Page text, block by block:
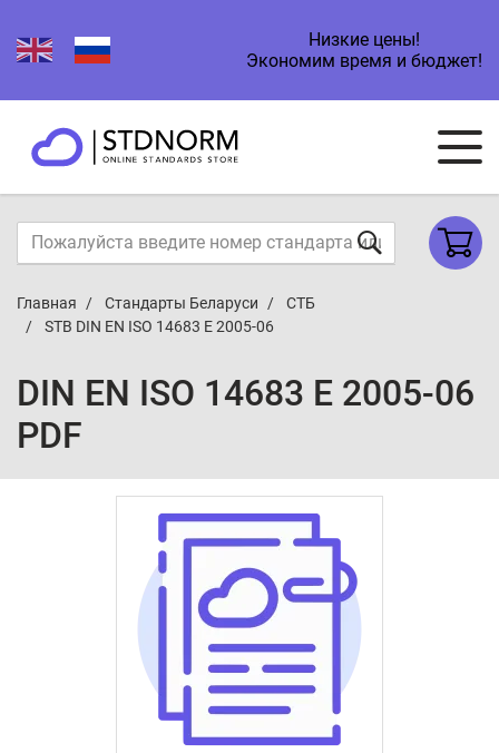
Низкие цены!
Экономим время и бюджет!
Главная Стандарты Беларуси
СТБ
STB DIN EN ISO 14683 E 2005-06
DIN EN ISO 14683 E 2005-06
PDF